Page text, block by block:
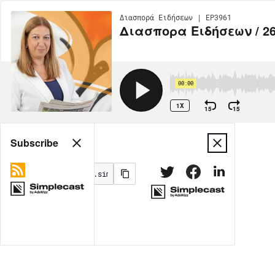
Διασπορά Ειδήσεων | EP3961
Διασπορα Ειδήσεων /
00:00
1X 15 15
Share
MORE OPTIONS
Subscribe